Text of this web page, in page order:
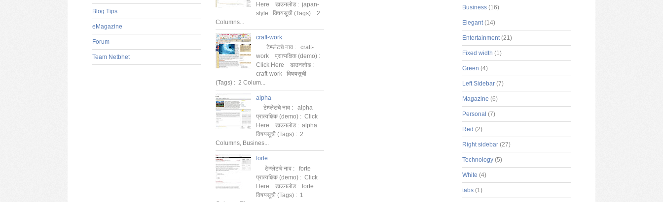
Blog Tips
eMagazine
Forum
Team Netbhet
Here डाउनलोड : japan-
style विषयसूची (Tags) : 2
Columns...
craft-work
टेम्प्लेटचे नाव : craft-
work प्रात्यक्षिक (demo) :
Click Here डाउनलोड :
craft-work विषयसूची
(Tags) : 2 Colum...
alpha
टेम्प्लेटचे नाव : alpha
प्रात्यक्षिक (demo) : Click
Here डाउनलोड : alpha
विषयसूची (Tags) : 2
Columns, Busines...
forte
टेम्प्लेटचे नाव : forte
प्रात्यक्षिक (demo) : Click
Here डाउनलोड : forte
विषयसूची (Tags) : 1
Business (16)
Elegant (14)
Entertainment (21)
Fixed width (1)
Green (4)
Left Sidebar (7)
Magazine (6)
Personal (7)
Red (2)
Right sidebar (27)
Technology (5)
White (4)
tabs (1)